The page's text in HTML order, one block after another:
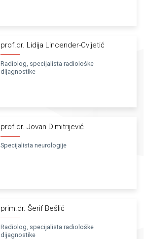
prof.dr. Lidija Lincender-Cvijetić
Radiolog, specijalista radiološke
dijagnostike
prof.dr. Jovan Dimitrijević
Specijalista neurologije
prim.dr. Šerif Bešlić
Radiolog, specijalista radiološke
dijagnostike